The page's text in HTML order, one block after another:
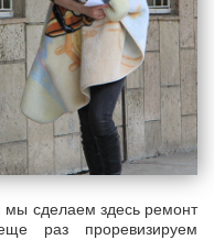
сделаем здесь ремонт
раз проревизируем